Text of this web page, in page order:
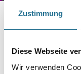
Zustimmung
Diese Webseite
Wir verwenden
IST